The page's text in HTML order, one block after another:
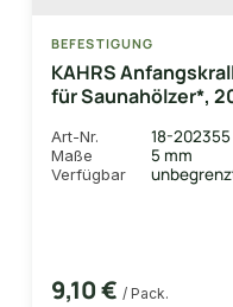
BEFESTIGUNG
KAHRS
für Saunahölzer*,
Nutwangenstärke:
Art-Nr. 18-202355
Maße 5 mm
Verfügbar
9,10 € / Pack.